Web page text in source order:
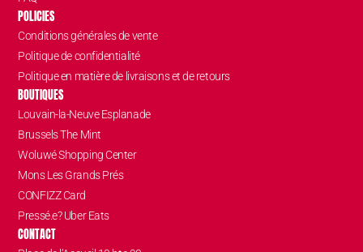
POLICIES
Conditions générales de vente
Politique de confidentialité
Politique en matière de livraisons et de retours
BOUTIQUES
Louvain-la-Neuve Esplanade
Brussels The Mint
Woluwé Shopping Center
Mons Les Grands Prés
CONFIZZ Card
Pressé.e? Uber Eats
CONTACT